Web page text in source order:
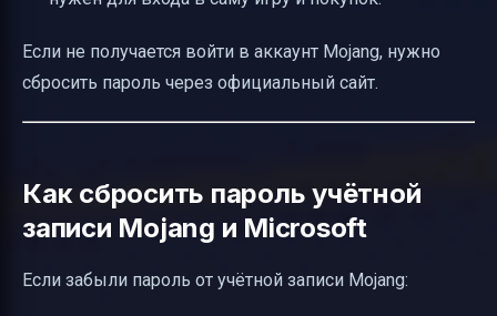
Если не получается войти в аккаунт Mojang, нужно
сбросить пароль через официальный сайт.
Как сбросить пароль учётной
записи Mojang и Microsoft
Если забыли пароль от учётной записи Mojang: